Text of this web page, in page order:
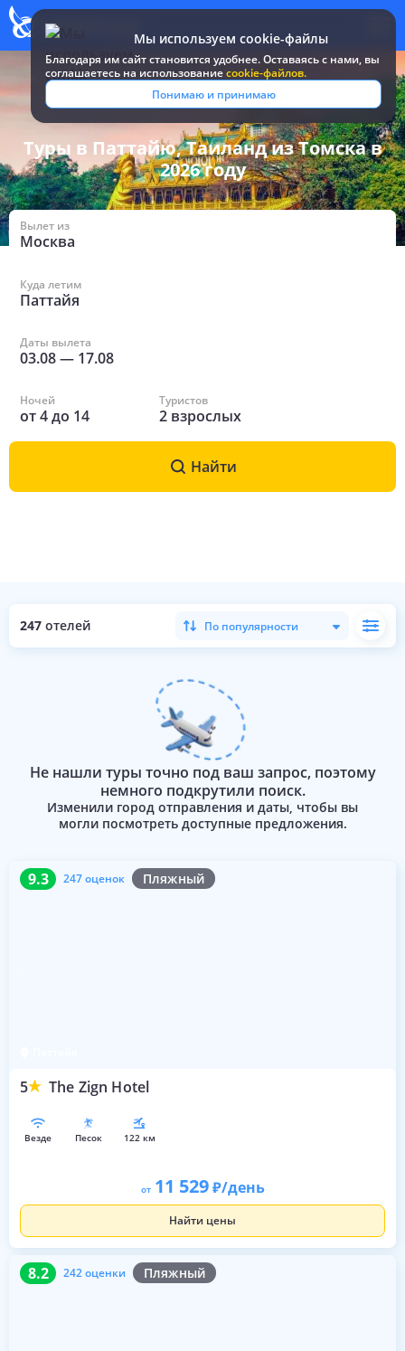
Мы используем cookie-файлы
Благодаря им сайт становится удобнее. Оставаясь c нами, вы
соглашаетесь на использованиеcookie-файлов.
Понимаю и принимаю
Все туры и путевки / Таиланд / в Паттайе из Томска
Туры в Паттайю, Таиланд из Томска в
2026 году
Вылет из
Москва
Куда летим
Паттайя
Даты вылета
03.08— 17.08
Ночей
от4до 14
Туристов
2 взрослых
Найти
247 отелей По популярности
Не нашли туры точно под ваш запрос, поэтому
немного подкрутили поиск.
Изменили город отправления и даты, чтобы вы
могли посмотреть доступные предложения.
9.3 247 оценок Пляжный
5 The Zign Hotel
9.3 247 оценок
везде песок 122 км
от 11 529 /день
Найти цены
8.2 242 оценки Пляжный
8.2 242 оценки